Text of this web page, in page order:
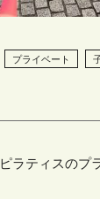
プライベート
ラティスのプ